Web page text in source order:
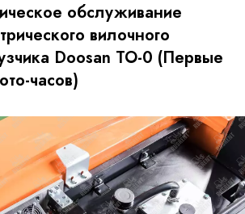
обслуживание
вилочного
Doosan ТО-0 (Первые
часов)